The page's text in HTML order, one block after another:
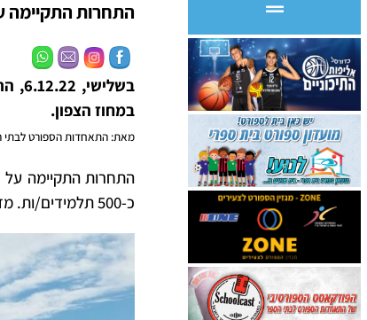
התחרות התקיימה
במחוז הצפון.
מאת: התאחדות הספורט לבתי
התחרות התקיימה
כ-500 תלמידים/ות. מזג האוויר המצויין, האווירה הספורטיבית היו תפאורה נהדרת לתחרות מוצלחת.